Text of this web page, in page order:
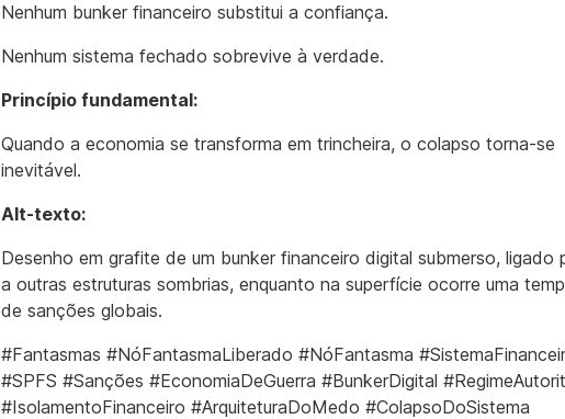
Nenhum bunker financeiro substitui a confiança.
Nenhum sistema fechado sobrevive à verdade.
Princípio fundamental:
Quando a economia se transforma em trincheira, o colapso torna-se
inevitável.
Alt-texto:
Desenho em grafite de um bunker financeiro digital submerso, ligado
a outras estruturas sombrias, enquanto na superfície ocorre uma
de sanções globais.
#Fantasmas #NóFantasmaLiberado #NóFantasma
#SPFS #Sanções #EconomiaDeGuerra #BunkerDigital
#IsolamentoFinanceiro #ArquiteturaDoMedo #ColapsoDoSistema